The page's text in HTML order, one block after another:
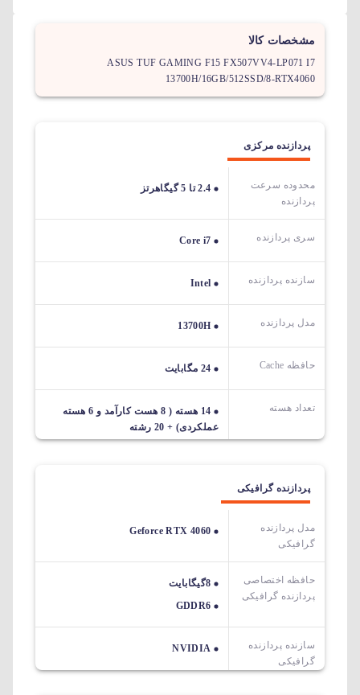
مشخصات کالا
ASUS TUF GAMING F15 FX507VV4-LP071 I7
13700H/16GB/512SSD/8-RTX4060
پردازنده مرکزی
محدوده سرعت
پردازنده
2.4 تا 5 گیگاهرتز
سری پردازنده Core i7
سازنده پردازنده Intel
مدل پردازنده 13700H
حافظه Cache 24 مگابایت
تعداد هسته
14 هسته ( 8 هست کارآمد و 6 هسته
عملکردی) + 20 رشته
پردازنده گرافیکی
مدل پردازنده
گرافیکی
Geforce RTX 4060
حافظه اختصاصی
پردازنده گرافیکی
8گیگابایت
GDDR6
سازنده پردازنده
گرافیکی
NVIDIA